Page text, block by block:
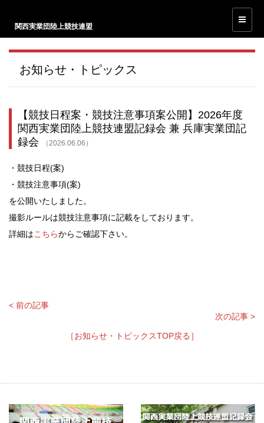
関西実業団陸上競技連盟
お知らせ・トピックス
【競技日程案・競技注意事項案公開】2026年度
関西実業団陸上競技連盟記録会 兼 兵庫実業団記
録会
（2026.06.06）
・競技日程(案)
・競技注意事項(案)
を公開いたしました。
撮影ルールは競技注意事項に記載をしております。
詳細はこちらからご確認下さい。
< 前の記事
次の記事 >
［お知らせ・トピックスTOP戻る］